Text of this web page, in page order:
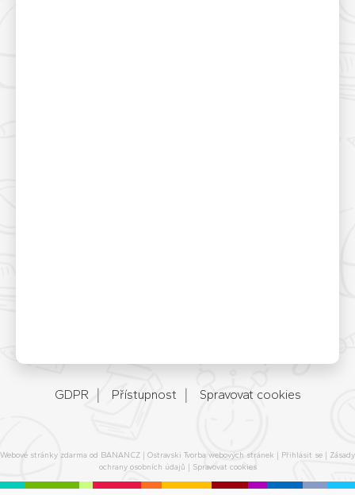
GDPR Přístupnost Spravovat cookies
Webové stránky zdarma od BANAN.CZ | Ostravski Tvorba webových stránek | Přihlásit se | Zásady
ochrany osobních údajů | Spravovat cookies